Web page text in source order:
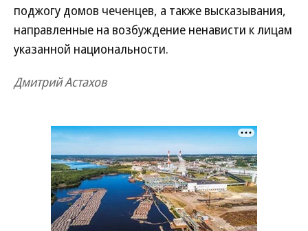
поджогу домов чеченцев, а также высказывания,
направленные на возбуждение ненависти к лицам
указанной национальности.
Дмитрий Астахов